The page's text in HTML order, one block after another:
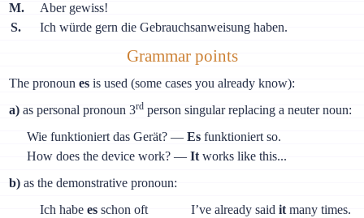
M.
Aber gewiss!
S.
Ich würde gern die Gebrauchsanweisung haben.
Grammar points
The pronounes is used (some cases you already know):
a) as personal pronoun 3rd person singular replacing a neuter noun:
Wie funktioniert das Gerät? — Esfunktioniert so.
How does the device work? — Itworks like this...
b) as the demonstrative pronoun:
Ich habe esschon oft
I’ve already saidit many times.